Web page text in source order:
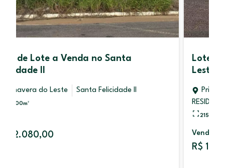
Lote à venda Buritis V Primavera do
Leste 120.000,00
Primavera do Leste
RESIDENCIAL BURITIS PRIMAVERA V
Venda